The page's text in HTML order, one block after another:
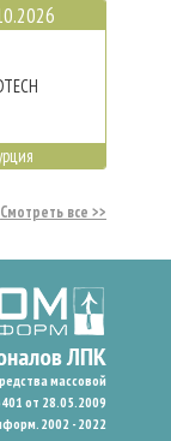
Смотреть все
массовой
от 28.05.2009
2002 - 2022